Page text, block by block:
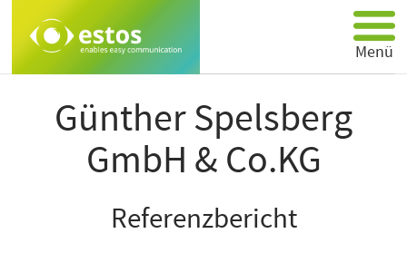
Menü
Partner
Über estos
Anwendungen
Günther Spelsberg
GmbH & Co.KG
Referenzbericht